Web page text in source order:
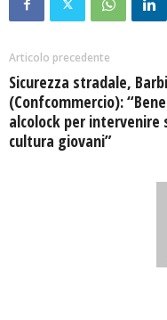
Articolo precedente
Sicurezza stradale,
(Confcommercio): “Bene
alcolock per intervenire
cultura giovani”